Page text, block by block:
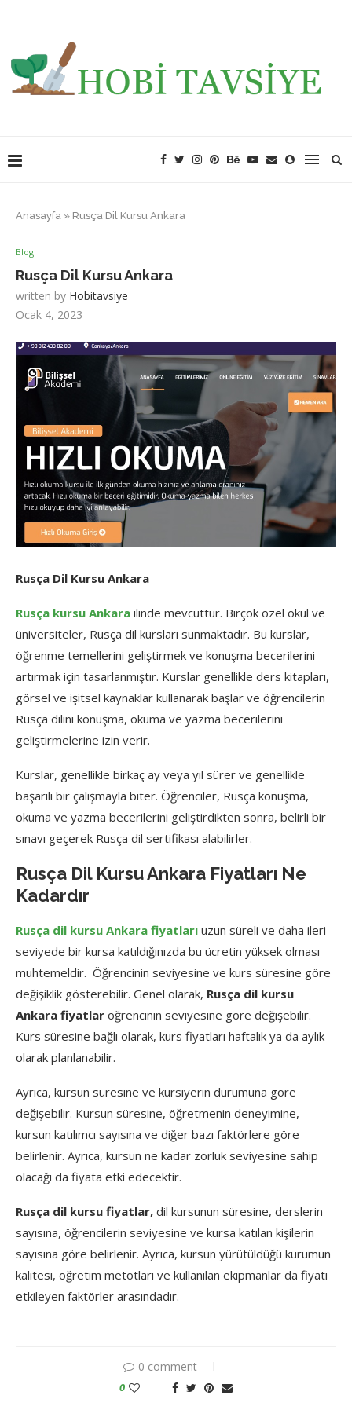
Anasayfa » Rusça Dil Kursu Ankara
Blog
Rusça Dil Kursu Ankara
written by Hobitavsiye
Ocak 4, 2023
Rusça Dil Kursu Ankara
Rusça kursu Ankara ilinde mevcuttur. Birçok özel okul ve
üniversiteler, Rusça dil kursları sunmaktadır. Bu kurslar,
öğrenme temellerini geliştirmek ve konuşma becerilerini
artırmak için tasarlanmıştır. Kurslar genellikle ders kitapları,
görsel ve işitsel kaynaklar kullanarak başlar ve öğrencilerin
Rusça dilini konuşma, okuma ve yazma becerilerini
geliştirmelerine izin verir.
Kurslar, genellikle birkaç ay veya yıl sürer ve genellikle
başarılı bir çalışmayla biter. Öğrenciler, Rusça konuşma,
okuma ve yazma becerilerini geliştirdikten sonra, belirli bir
sınavı geçerek Rusça dil sertifikası alabilirler.
Rusça Dil Kursu Ankara Fiyatları Ne
Kadardır
Rusça dil kursu Ankara fiyatları uzun süreli ve daha ileri
seviyede bir kursa katıldığınızda bu ücretin yüksek olması
muhtemeldir. Öğrencinin seviyesine ve kurs süresine göre
değişiklik gösterebilir. Genel olarak, Rusça dil kursu
Ankara fiyatlar öğrencinin seviyesine göre değişebilir.
Kurs süresine bağlı olarak, kurs fiyatları haftalık ya da aylık
olarak planlanabilir.
Ayrıca, kursun süresine ve kursiyerin durumuna göre
değişebilir. Kursun süresine, öğretmenin deneyimine,
kursun katılımcı sayısına ve diğer bazı faktörlere göre
belirlenir. Ayrıca, kursun ne kadar zorluk seviyesine sahip
olacağı da fiyata etki edecektir.
Rusça dil kursu fiyatlar, dil kursunun süresine, derslerin
sayısına, öğrencilerin seviyesine ve kursa katılan kişilerin
sayısına göre belirlenir. Ayrıca, kursun yürütüldüğü kurumun
kalitesi, öğretim metotları ve kullanılan ekipmanlar da fiyatı
etkileyen faktörler arasındadır.
0 comment
0